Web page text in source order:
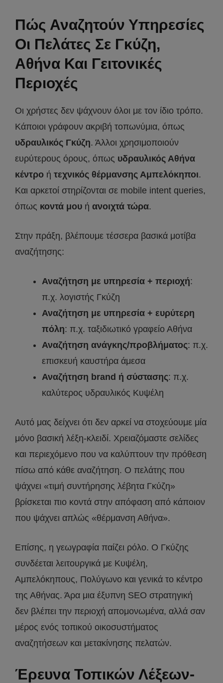
Πώς Αναζητούν Υπηρεσίες
Οι Πελάτες Σε Γκύζη,
Αθήνα Και Γειτονικές
Περιοχές
Οι χρήστες δεν ψάχνουν όλοι με τον ίδιο τρόπο.
Κάποιοι γράφουν ακριβή τοπωνύμια, όπως
υδραυλικός Γκύζη. Άλλοι χρησιμοποιούν
ευρύτερους όρους, όπως υδραυλικός Αθήνα
κέντρο ή τεχνικός θέρμανσης Αμπελόκηποι.
Και αρκετοί στηρίζονται σε mobile intent queries,
όπως κοντά μου ή ανοιχτά τώρα.
Στην πράξη, βλέπουμε τέσσερα βασικά μοτίβα
αναζήτησης:
Αναζήτηση με υπηρεσία + περιοχή:
π.χ. λογιστής Γκύζη
Αναζήτηση με υπηρεσία + ευρύτερη
πόλη: π.χ. ταξιδιωτικό γραφείο Αθήνα
Αναζήτηση ανάγκης/προβλήματος: π.χ.
επισκευή καυστήρα άμεσα
Αναζήτηση brand ή σύστασης: π.χ.
καλύτερος υδραυλικός Κυψέλη
Αυτό μας δείχνει ότι δεν αρκεί να στοχεύουμε μία
μόνο βασική λέξη-κλειδί. Χρειαζόμαστε σελίδες
και περιεχόμενο που να καλύπτουν την πρόθεση
πίσω από κάθε αναζήτηση. Ο πελάτης που
ψάχνει «τιμή συντήρησης λέβητα Γκύζη»
βρίσκεται πιο κοντά στην απόφαση από κάποιον
που ψάχνει απλώς «θέρμανση Αθήνα».
Επίσης, η γεωγραφία παίζει ρόλο. Ο Γκύζης
συνδέεται λειτουργικά με Κυψέλη,
Αμπελόκηπους, Πολύγωνο και γενικά το κέντρο
της Αθήνας. Άρα μια έξυπνη SEO στρατηγική
δεν βλέπει την περιοχή απομονωμένα, αλλά σαν
μέρος ενός τοπικού οικοσυστήματος
αναζητήσεων και μετακίνησης πελατών.
Έρευνα Τοπικών Λέξεων-